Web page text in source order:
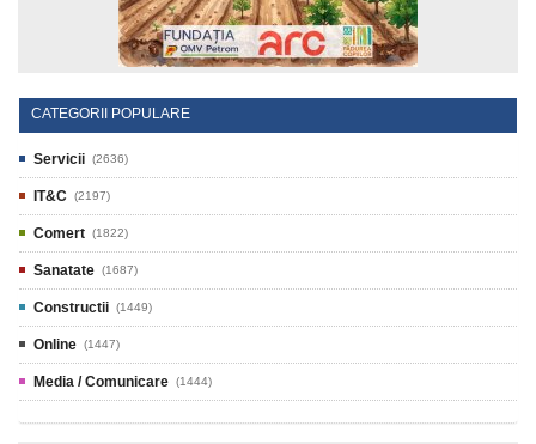
CATEGORII POPULARE
Servicii (2636)
IT&C (2197)
Comert (1822)
Sanatate (1687)
Constructii (1449)
Online (1447)
Media / Comunicare (1444)